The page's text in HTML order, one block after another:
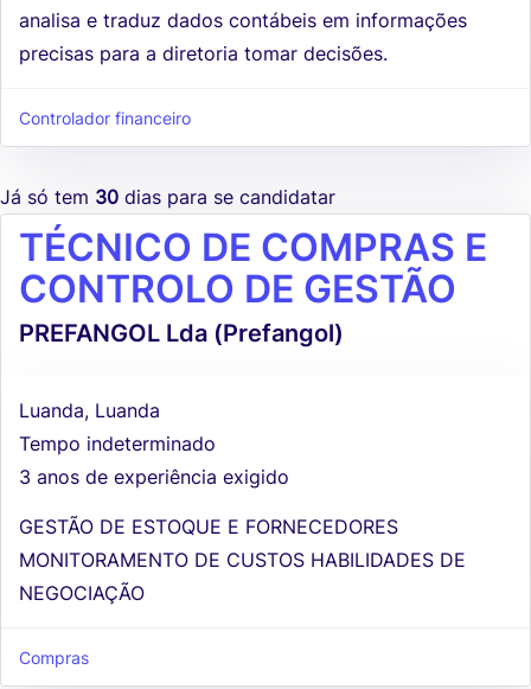
analisa e traduz dados contábeis em informações
precisas para a diretoria tomar decisões.
Controlador financeiro
Já só tem 30 dias para se candidatar
TÉCNICO DE COMPRAS E
CONTROLO DE GESTÃO
PREFANGOL Lda (Prefangol)
Luanda, Luanda
Tempo indeterminado
3 anos de experiência exigido
GESTÃO DE ESTOQUE E FORNECEDORES
MONITORAMENTO DE CUSTOS HABILIDADES DE
NEGOCIAÇÃO
Compras